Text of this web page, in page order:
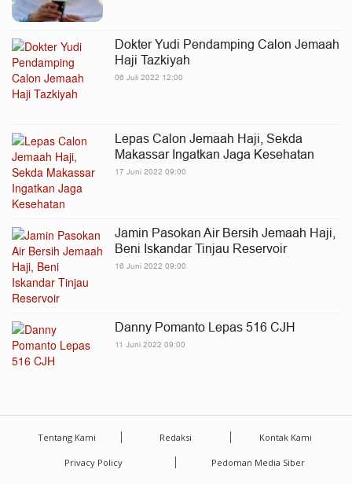
Dokter Yudi Pendamping Calon Jemaah
Haji Tazkiyah
06 Juli 2022 12:00
Lepas Calon Jemaah Haji, Sekda
Makassar Ingatkan Jaga Kesehatan
17 Juni 2022 09:00
Jamin Pasokan Air Bersih Jemaah Haji,
Beni Iskandar Tinjau Reservoir
16 Juni 2022 09:00
Danny Pomanto Lepas 516 CJH
11 Juni 2022 09:00
Tentang Kami Redaksi Kontak Kami
Privacy Policy Pedoman Media Siber